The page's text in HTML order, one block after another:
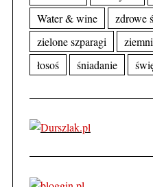
Water & wine
zdrowe
zielone szparagi
łosoś
śniadanie